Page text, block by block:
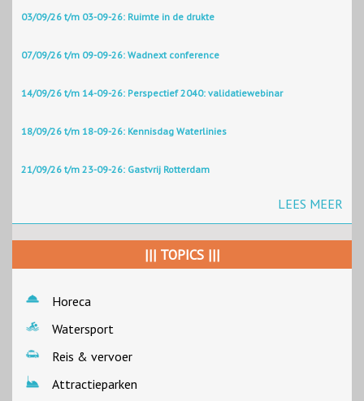
03/09/26 t/m 03-09-26: Ruimte in de drukte
07/09/26 t/m 09-09-26: Wadnext conference
14/09/26 t/m 14-09-26: Perspectief 2040: validatiewebinar
18/09/26 t/m 18-09-26: Kennisdag Waterlinies
21/09/26 t/m 23-09-26: Gastvrij Rotterdam
LEES MEER
||| TOPICS |||
Horeca
Watersport
Reis & vervoer
Attractieparken